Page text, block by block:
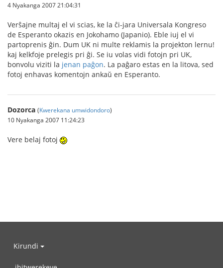
4 Nyakanga 2007 21:04:31
Verŝajne multaj el vi scias, ke la ĉi-jara Universala Kongreso
de Esperanto okazis en Jokohamo (Japanio). Eble iuj el vi
partoprenis ĝin. Dum UK ni multe reklamis la projekton lernu!
kaj kelkfoje prelegis pri ĝi. Se iu volas vidi fotojn pri UK,
bonvolu viziti la jenan paĝon. La paĝaro estas en la litova, sed
fotoj enhavas komentojn ankaŭ en Esperanto.
Dozorca (Kwerekana umwidondoro)
10 Nyakanga 2007 11:24:23
Vere belaj fotoj
Kirundi